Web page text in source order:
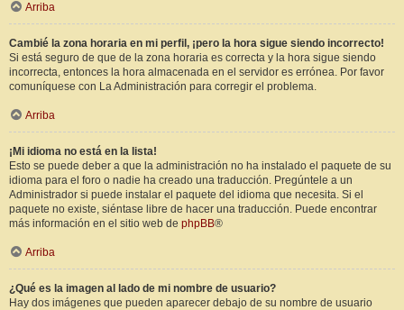
Arriba
Cambié la zona horaria en mi perfil, ¡pero la hora sigue siendo incorrecto!
Si está seguro de que de la zona horaria es correcta y la hora sigue siendo
incorrecta, entonces la hora almacenada en el servidor es errónea. Por favor
comuníquese con La Administración para corregir el problema.
Arriba
¡Mi idioma no está en la lista!
Esto se puede deber a que la administración no ha instalado el paquete de su
idioma para el foro o nadie ha creado una traducción. Pregúntele a un
Administrador si puede instalar el paquete del idioma que necesita. Si el
paquete no existe, siéntase libre de hacer una traducción. Puede encontrar
más información en el sitio web de phpBB®
Arriba
¿Qué es la imagen al lado de mi nombre de usuario?
Hay dos imágenes que pueden aparecer debajo de su nombre de usuario